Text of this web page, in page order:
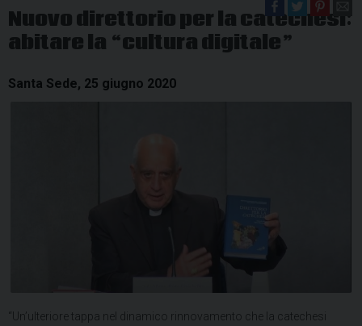
Nuovo direttorio per la catechesi:
abitare la “cultura digitale”
Santa Sede, 25 giugno 2020
“Un’ulteriore tappa nel dinamico rinnovamento che la catechesi